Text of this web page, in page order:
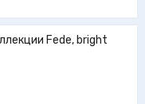
Fede, bright